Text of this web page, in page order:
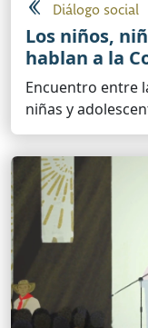
Diálogo social
Los niños,
hablan a la
Encuentro entre
niñas y